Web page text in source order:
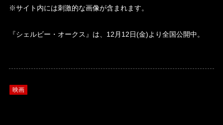
※サイト内には刺激的な画像が含まれます。
『シェルビー・オークス』は、12月12日(金)より全国公開中。
映画